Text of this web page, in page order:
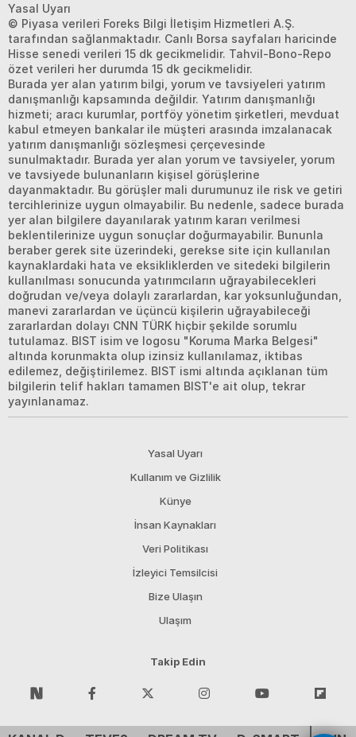
Yasal Uyarı
© Piyasa verileri Foreks Bilgi İletişim Hizmetleri A.Ş.
tarafından sağlanmaktadır. Canlı Borsa sayfaları haricinde
Hisse senedi verileri 15 dk gecikmelidir. Tahvil-Bono-Repo
özet verileri her durumda 15 dk gecikmelidir.
Burada yer alan yatırım bilgi, yorum ve tavsiyeleri yatırım
danışmanlığı kapsamında değildir. Yatırım danışmanlığı
hizmeti; aracı kurumlar, portföy yönetim şirketleri, mevduat
kabul etmeyen bankalar ile müşteri arasında imzalanacak
yatırım danışmanlığı sözleşmesi çerçevesinde
sunulmaktadır. Burada yer alan yorum ve tavsiyeler, yorum
ve tavsiyede bulunanların kişisel görüşlerine
dayanmaktadır. Bu görüşler mali durumunuz ile risk ve getiri
tercihlerinize uygun olmayabilir. Bu nedenle, sadece burada
yer alan bilgilere dayanılarak yatırım kararı verilmesi
beklentilerinize uygun sonuçlar doğurmayabilir. Bununla
beraber gerek site üzerindeki, gerekse site için kullanılan
kaynaklardaki hata ve eksikliklerden ve sitedeki bilgilerin
kullanılması sonucunda yatırımcıların uğrayabilecekleri
doğrudan ve/veya dolaylı zararlardan, kar yoksunluğundan,
manevi zararlardan ve üçüncü kişilerin uğrayabileceği
zararlardan dolayı CNN TÜRK hiçbir şekilde sorumlu
tutulamaz. BIST isim ve logosu "Koruma Marka Belgesi"
altında korunmakta olup izinsiz kullanılamaz, iktibas
edilemez, değiştirilemez. BIST ismi altında açıklanan tüm
bilgilerin telif hakları tamamen BIST'e ait olup, tekrar
yayınlanamaz.
Yasal Uyarı
Kullanım ve Gizlilik
Künye
İnsan Kaynakları
Veri Politikası
İzleyici Temsilcisi
Bize Ulaşın
Ulaşım
Takip Edin